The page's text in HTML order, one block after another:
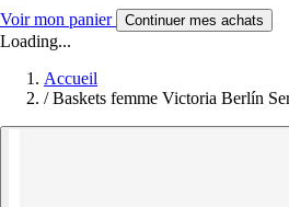
Voir mon panier Continuer mes achats
Loading...
Accueil
/ Baskets femme Victoria Berlín